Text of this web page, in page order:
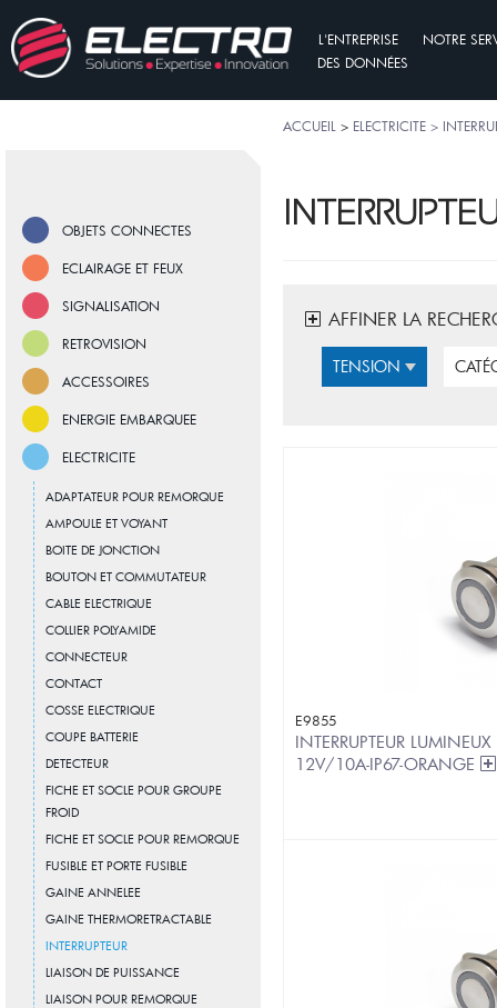
L'ENTREPRISE
NOTRE
DES DONNÉES
ACCUEIL > ELECTRICITE >
OBJETS CONNECTES
ECLAIRAGE ET FEUX
SIGNALISATION
RETROVISION
ACCESSOIRES
ENERGIE EMBARQUEE
ELECTRICITE
ADAPTATEUR POUR REMORQUE
AMPOULE ET VOYANT
BOITE DE JONCTION
BOUTON ET COMMUTATEUR
CABLE ELECTRIQUE
COLLIER POLYAMIDE
CONNECTEUR
CONTACT
COSSE ELECTRIQUE
COUPE BATTERIE
DETECTEUR
FICHE ET SOCLE POUR GROUPE
FROID
FICHE ET SOCLE POUR REMORQUE
FUSIBLE ET PORTE FUSIBLE
GAINE ANNELEE
GAINE THERMORETRACTABLE
INTERRUPTEUR
LIAISON DE PUISSANCE
LIAISON POUR REMORQUE
AFFINER LA
TENSION
E9855
INTERRUPTEUR
12V/10A-IP67-ORANGE